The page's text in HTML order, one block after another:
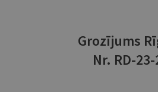
Grozījums
Nr. RD-